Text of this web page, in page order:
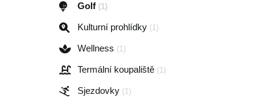
Golf (1)
Kulturní prohlídky (1)
Wellness (1)
Termální koupaliště (1)
Sjezdovky (1)